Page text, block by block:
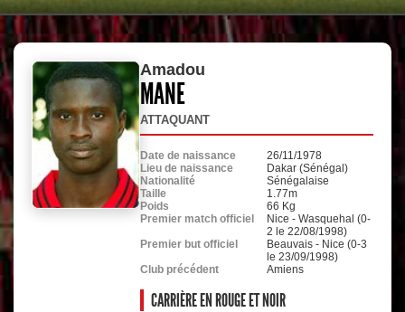
Amadou
MANE
ATTAQUANT
Date de naissance
26/11/1978
Lieu de naissance
Dakar (Sénégal)
Nationalité
Sénégalaise
Taille
1.77m
Poids
66 Kg
Premier match officiel
Nice - Wasquehal (0-
2 le 22/08/1998)
Premier but officiel
Beauvais - Nice (0-3
le 23/09/1998)
Club précédent
Amiens
CARRIÈRE EN ROUGE ET NOIR